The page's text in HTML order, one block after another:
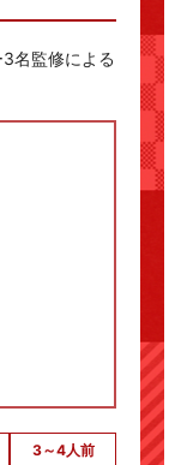
名監修による
3～4人前